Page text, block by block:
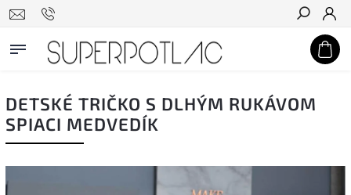
Hľadať
DETSKÉ TRIČKO S DLHÝM RUKÁVOM
SPIACI MEDVEDÍK